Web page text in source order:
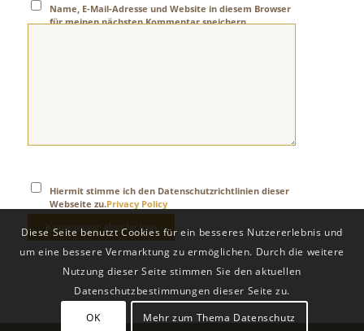
Name, E-Mail-Adresse und Website in diesem Browser
für meinen nächsten Kommentar speichern.
Hiermit stimme ich den Datenschutzrichtlinien dieser
Webseite zu.Privacy Policy
Diese Seite benutzt Cookies für ein besseres Nutzererlebnis und
um eine bessere Vermarktung zu ermöglichen. Durch die weitere
Nutzung dieser Seite stimmen Sie den aktuellen
Datenschutzbestimmungen dieser Seite zu.
OK
Mehr zum Thema Datenschutz